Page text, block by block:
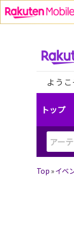
よう
トップ
Top »イベ